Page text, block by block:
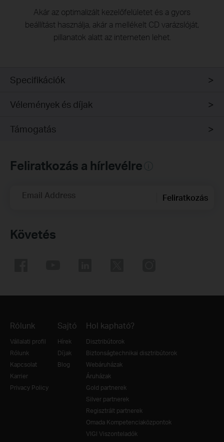
Akár az optimalizált kezelőfelületet és a gyors
beállítást használja, akár a mellékelt CD varázslóját,
pillanatok alatt az interneten lehet.
Specifikációk
Vélemények és díjak
Támogatás
Feliratkozás a hírlevélre
Email Address Feliratkozás
Követés
Rólunk
Vállalati profil
Rólunk
Kapcsolat
Karrier
Privacy Policy
Sajtó
Hírek
Díjak
Blog
Hol kapható?
Disztribútorok
Biztonságtechnikai disztribútorok
Webáruházak
Áruházak
Gold partnerek
Silver partnerek
Regisztrált partnerek
Omada Kompetenciaközpontok
VIGI Viszonteladók